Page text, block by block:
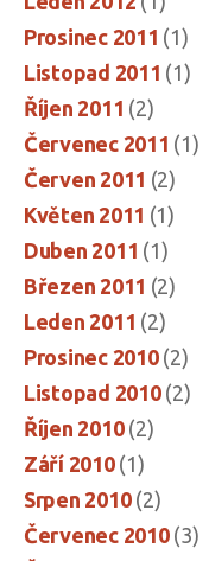
Prosinec 2011 (1)
Listopad 2011 (1)
Říjen 2011 (2)
Červenec 2011 (1)
Červen 2011 (2)
Květen 2011 (1)
Duben 2011 (1)
Březen 2011 (2)
Leden 2011 (2)
Prosinec 2010(2)
Listopad 2010(2)
Říjen 2010(2)
Září 2010(1)
Srpen 2010(2)
Červenec 2010(3)